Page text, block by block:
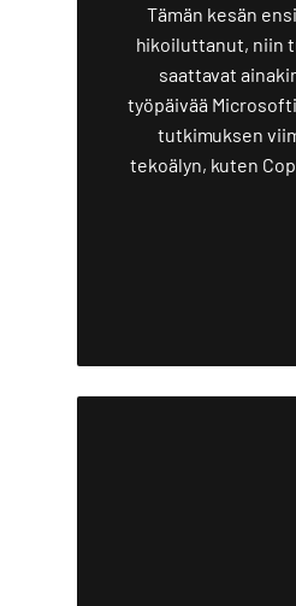
Tämän kesän
hikoiluttanut, niin
saattavat
työpäivää
tutkimuksen
tekoälyn, kuten